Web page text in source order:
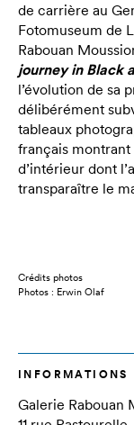
de carrière au
Fotomuseum de
Rabouan
journey in Black
l’évolution de sa
délibérément
tableaux
français
d’intérieur dont
transparaître le
Crédits photos
Photos : Erwin Olaf
INFORMATIONS
Galerie Rabouan